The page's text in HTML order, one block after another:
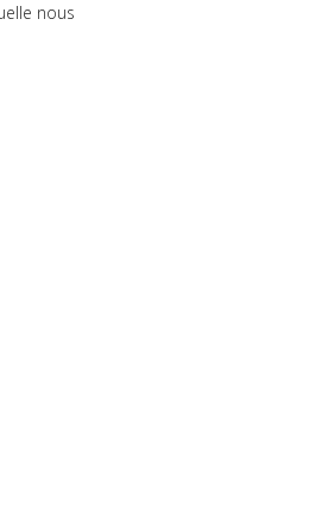
nous